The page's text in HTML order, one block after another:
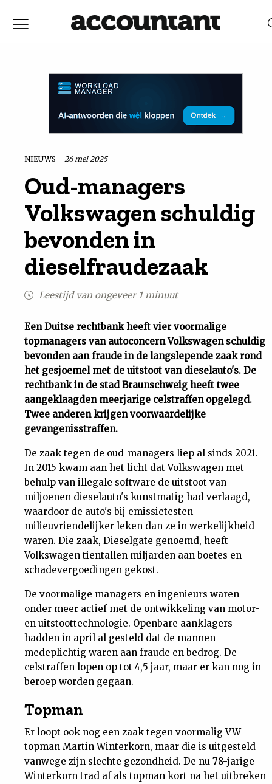
Vaktechniek
Achtergrond
Uit
Feiten
Cijfers
Tuchtrecht
Magazine
Podcast
Dossiers
Nieuwsbrief
Contact
NIEUWS 26 mei 2025
Oud-managers
Volkswagen schuldig
bevonden in
dieselfraudezaak
Leestijd van ongeveer 1 minuut
Een Duitse rechtbank heeft vier voormalige
topmanagers van autoconcern Volkswagen schuldig
bevonden aan fraude in de langslepende zaak rond
het gesjoemel met de uitstoot van dieselauto's. De
rechtbank in de stad Braunschweig heeft twee
aangeklaagden meerjarige celstraffen opgelegd.
Twee anderen krijgen voorwaardelijke
gevangenisstraffen.
De zaak tegen de oud-managers liep al sinds 2021.
In 2015 kwam aan het licht dat Volkswagen met
behulp van illegale software de uitstoot van
miljoenen dieselauto's kunstmatig had verlaagd,
waardoor de auto's bij emissietesten
milieuvriendelijker leken dan ze in werkelijkheid
waren. Die zaak, Dieselgate genoemd, heeft
Volkswagen tientallen miljarden aan boetes en
schadevergoedingen gekost.
De voormalige managers en ingenieurs waren
onder meer actief met de ontwikkeling van motor-
en uitstoottechnologie. Openbare aanklagers
hadden in april al gesteld dat de mannen
medeplichtig waren aan fraude en bedrog. De
celstraffen lopen op tot 4,5 jaar, maar er kan nog in
beroep worden gegaan.
Topman
Er loopt ook nog een zaak tegen voormalig VW-
topman Martin Winterkorn, maar die is uitgesteld
vanwege zijn slechte gezondheid. De nu 78-jarige
Winterkorn trad af als topman kort na het uitbreken